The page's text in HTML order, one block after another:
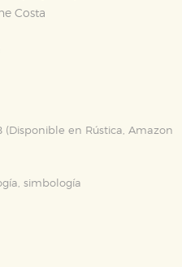
Costa
(Disponible en Rústica,Amazon
simbología